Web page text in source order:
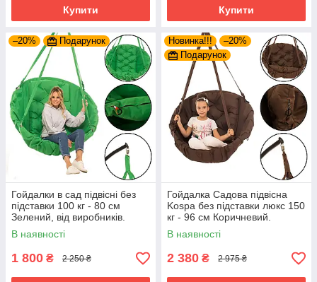
Купити Купити
–20% Подарунок
Гойдалки в сад підвісні без
підставки 100 кг - 80 см
Зелений, від виробників.
Крісло-Гойдалка
В наявності
1 800 ₴ 2 250 ₴
Новинка!!!
–20%
Подарунок
Гойдалка Садова підвісна
Kospa без підставки люкс 150
кг - 96 см Коричневий.
Крісло-гамак
В наявності
2 380 ₴ 2 975 ₴